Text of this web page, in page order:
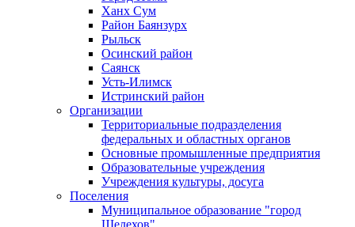
Ханх Сум
Район Баянзурх
Рыльск
Осинский район
Саянск
Усть-Илимск
Истринский район
Организации
Территориальные подразделения
федеральных и областных органов
Основные промышленные предприятия
Образовательные учреждения
Учреждения культуры, досуга
Поселения
Муниципальное образование "город
Шелехов"